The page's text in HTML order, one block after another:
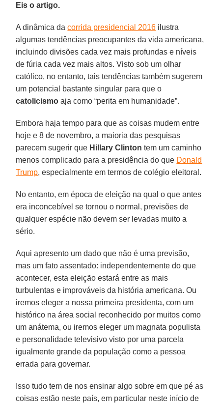
Eis o artigo.
A dinâmica dacorrida presidencial 2016 ilustra
algumas tendências preocupantes da vida americana,
incluindo divisões cada vez mais profundas e níveis
de fúria cada vez mais altos. Visto sob um olhar
católico, no entanto, tais tendências também sugerem
um potencial bastante singular para que o
catolicismo aja como “perita em humanidade”.
Embora haja tempo para que as coisas mudem entre
hoje e 8 de novembro, a maioria das pesquisas
parecem sugerir que Hillary Clinton tem um caminho
menos complicado para a presidência do que Donald
Trump, especialmente em termos de colégio eleitoral.
No entanto, em época de eleição na qual o que antes
era inconcebível se tornou o normal, previsões de
qualquer espécie não devem ser levadas muito a
sério.
Aqui apresento um dado que não é uma previsão,
mas um fato assentado: independentemente do que
acontecer, esta eleição estará entre as mais
turbulentas e improváveis da história americana. Ou
iremos eleger a nossa primeira presidenta, com um
histórico na área social reconhecido por muitos como
um anátema, ou iremos eleger um magnata populista
e personalidade televisivo visto por uma parcela
igualmente grande da população como a pessoa
errada para governar.
Isso tudo tem de nos ensinar algo sobre em que pé as
coisas estão neste país, em particular neste início de